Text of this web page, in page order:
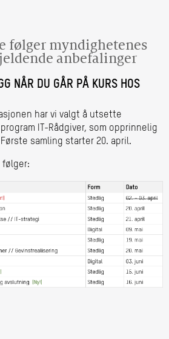
følger myndighetenes
anbefalinger
NÅR DU GÅR PÅ KURS HOS
har vi valgt å utsette
IT-Rådgiver, som opprinnelig
samling starter 20. april.
følger: